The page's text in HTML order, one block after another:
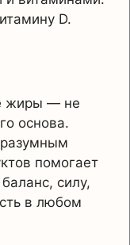
D.
жиры — не
основа.
помогает
силу,
в любом